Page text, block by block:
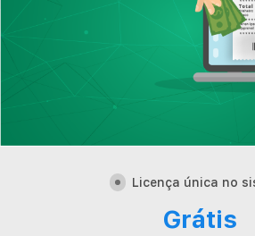
A
Illi
Minha
Licença única no
Grátis